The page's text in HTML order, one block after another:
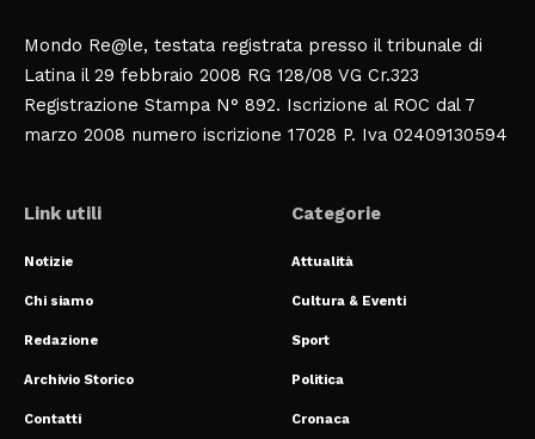
Mondo Re@le, testata registrata presso il tribunale di
Latina il 29 febbraio 2008 RG 128/08 VG Cr.323
Registrazione Stampa N° 892. Iscrizione al ROC dal 7
marzo 2008 numero iscrizione 17028 P. Iva 02409130594
Link utili
Notizie
Chi siamo
Redazione
Archivio Storico
Contatti
Categorie
Attualità
Cultura & Eventi
Sport
Politica
Cronaca